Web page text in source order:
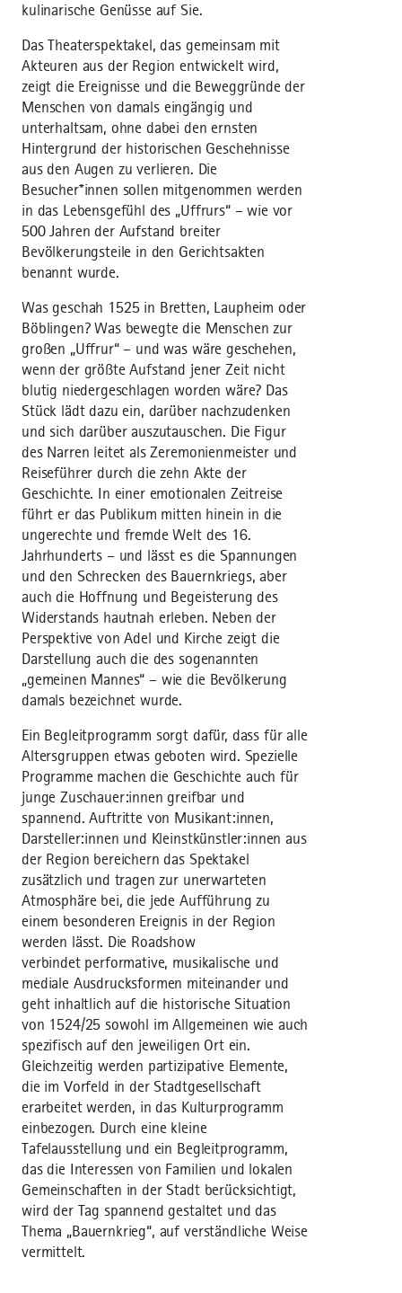
kulinarische Genüsse auf Sie.
Das Theaterspektakel, das gemeinsam mit
Akteuren aus der Region entwickelt wird,
zeigt die Ereignisse und die Beweggründe der
Menschen von damals eingängig und
unterhaltsam, ohne dabei den ernsten
Hintergrund der historischen Geschehnisse
aus den Augen zu verlieren. Die
Besucher*innen sollen mitgenommen werden
in das Lebensgefühl des „Uffrurs“ – wie vor
500 Jahren der Aufstand breiter
Bevölkerungsteile in den Gerichtsakten
benannt wurde.
Was geschah 1525 in Bretten, Laupheim oder
Böblingen? Was bewegte die Menschen zur
großen „Uffrur“ – und was wäre geschehen,
wenn der größte Aufstand jener Zeit nicht
blutig niedergeschlagen worden wäre? Das
Stück lädt dazu ein, darüber nachzudenken
und sich darüber auszutauschen. Die Figur
des Narren leitet als Zeremonienmeister und
Reiseführer durch die zehn Akte der
Geschichte. In einer emotionalen Zeitreise
führt er das Publikum mitten hinein in die
ungerechte und fremde Welt des 16.
Jahrhunderts – und lässt es die Spannungen
und den Schrecken des Bauernkriegs, aber
auch die Hoffnung und Begeisterung des
Widerstands hautnah erleben. Neben der
Perspektive von Adel und Kirche zeigt die
Darstellung auch die des sogenannten
„gemeinen Mannes“ – wie die Bevölkerung
damals bezeichnet wurde.
Ein Begleitprogramm sorgt dafür, dass für alle
Altersgruppen etwas geboten wird. Spezielle
Programme machen die Geschichte auch für
junge Zuschauer:innen greifbar und
spannend. Auftritte von Musikant:innen,
Darsteller:innen und Kleinstkünstler:innen aus
der Region bereichern das Spektakel
zusätzlich und tragen zur unerwarteten
Atmosphäre bei, die jede Aufführung zu
einem besonderen Ereignis in der Region
werden lässt. Die Roadshow
verbindet performative, musikalische und
mediale Ausdrucksformen miteinander und
geht inhaltlich auf die historische Situation
von 1524/25 sowohl im Allgemeinen wie auch
spezifisch auf den jeweiligen Ort ein.
Gleichzeitig werden partizipative Elemente,
die im Vorfeld in der Stadtgesellschaft
erarbeitet werden, in das Kulturprogramm
einbezogen. Durch eine kleine
Tafelausstellung und ein Begleitprogramm,
das die Interessen von Familien und lokalen
Gemeinschaften in der Stadt berücksichtigt,
wird der Tag spannend gestaltet und das
Thema „Bauernkrieg“, auf verständliche Weise
vermittelt.